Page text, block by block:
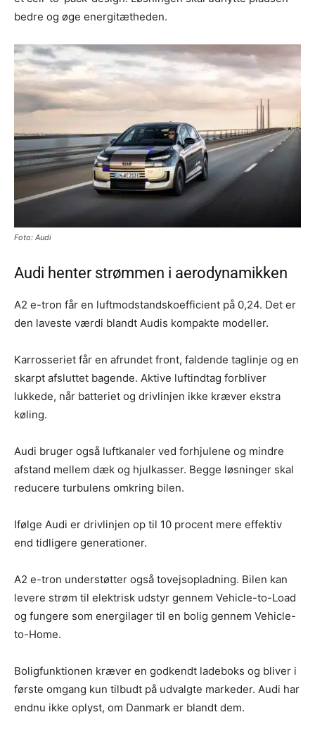
bedre og øge energitætheden.
Foto: Audi
Audi henter strømmen i aerodynamikken
A2 e-tron får en luftmodstandskoefficient på 0,24. Det er
den laveste værdi blandt Audis kompakte modeller.
Karrosseriet får en afrundet front, faldende taglinje og en
skarpt afsluttet bagende. Aktive luftindtag forbliver
lukkede, når batteriet og drivlinjen ikke kræver ekstra
køling.
Audi bruger også luftkanaler ved forhjulene og mindre
afstand mellem dæk og hjulkasser. Begge løsninger skal
reducere turbulens omkring bilen.
Ifølge Audi er drivlinjen op til 10 procent mere effektiv
end tidligere generationer.
A2 e-tron understøtter også tovejsopladning. Bilen kan
levere strøm til elektrisk udstyr gennem Vehicle-to-Load
og fungere som energilager til en bolig gennem Vehicle-
to-Home.
Boligfunktionen kræver en godkendt ladeboks og bliver i
første omgang kun tilbudt på udvalgte markeder. Audi har
endnu ikke oplyst, om Danmark er blandt dem.